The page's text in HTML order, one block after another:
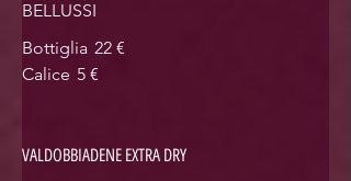
BELLUSSI
Bottiglia 22 €
Calice 5 €
VALDOBBIADENE EXTRA DRY